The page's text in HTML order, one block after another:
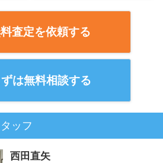
査定を依頼する
ずは無料相談する
ッフ
西田直矢